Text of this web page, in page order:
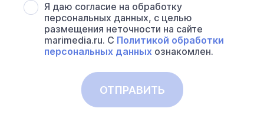
Я даю согласие на обработку
персональных данных, с целью
размещения неточности на сайте
marimedia.ru. С Политикой обработки
персональных данных ознакомлен.
ОТПРАВИТЬ